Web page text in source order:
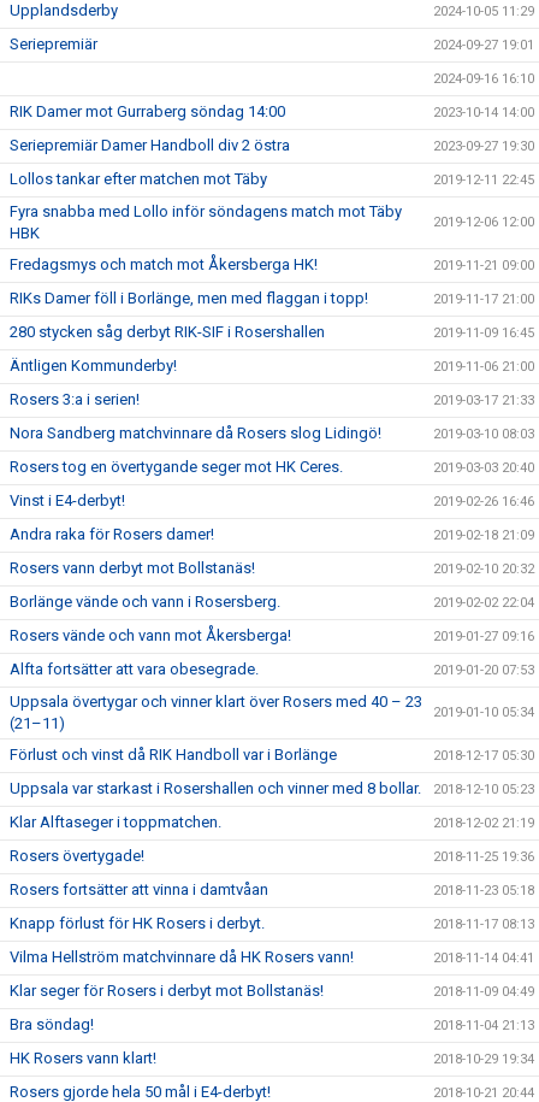
Upplandsderby 2024-10-05 11:29
Seriepremiär 2024-09-27 19:01
2024-09-16 16:10
RIK Damer mot Gurraberg söndag 14:00 2023-10-14 14:00
Seriepremiär Damer Handboll div 2 östra 2023-09-27 19:30
Lollos tankar efter matchen mot Täby 2019-12-11 22:45
Fyra snabba med Lollo inför söndagens match mot Täby
HBK
2019-12-06 12:00
Fredagsmys och match mot Åkersberga HK! 2019-11-21 09:00
RIKs Damer föll i Borlänge, men med flaggan i topp! 2019-11-17 21:00
280 stycken såg derbyt RIK-SIF i Rosershallen 2019-11-09 16:45
Äntligen Kommunderby! 2019-11-06 21:00
Rosers 3:a i serien! 2019-03-17 21:33
Nora Sandberg matchvinnare då Rosers slog Lidingö! 2019-03-10 08:03
Rosers tog en övertygande seger mot HK Ceres. 2019-03-03 20:40
Vinst i E4-derbyt! 2019-02-26 16:46
Andra raka för Rosers damer! 2019-02-18 21:09
Rosers vann derbyt mot Bollstanäs! 2019-02-10 20:32
Borlänge vände och vann i Rosersberg. 2019-02-02 22:04
Rosers vände och vann mot Åkersberga! 2019-01-27 09:16
Alfta fortsätter att vara obesegrade. 2019-01-20 07:53
Uppsala övertygar och vinner klart över Rosers med 40 – 23
(21–11)
2019-01-10 05:34
Förlust och vinst då RIK Handboll var i Borlänge 2018-12-17 05:30
Uppsala var starkast i Rosershallen och vinner med 8 bollar. 2018-12-10 05:23
Klar Alftaseger i toppmatchen. 2018-12-02 21:19
Rosers övertygade! 2018-11-25 19:36
Rosers fortsätter att vinna i damtvåan 2018-11-23 05:18
Knapp förlust för HK Rosers i derbyt. 2018-11-17 08:13
Vilma Hellström matchvinnare då HK Rosers vann! 2018-11-14 04:41
Klar seger för Rosers i derbyt mot Bollstanäs! 2018-11-09 04:49
Bra söndag! 2018-11-04 21:13
HK Rosers vann klart! 2018-10-29 19:34
Rosers gjorde hela 50 mål i E4-derbyt! 2018-10-21 20:44